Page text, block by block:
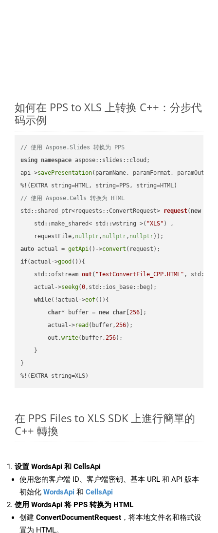
如何在 PPS to XLS 上转换 C++：分步代
码示例
// 使用 Aspose.Slides 转换为 PPS
using namespace aspose::slides::cloud;
api->savePresentation(paramName, paramFormat,
// 使用 Aspose.Cells 转换为 HTML
std::shared_ptr<requests::ConvertRequest> request( new
    std::make_shared< std::wstring >(
"XLS" ) ,
    requestFile,
nullptr, nullptr, nullptr))
auto actual = getApi()->convert
if(actual->good ()){
std::ofstream out( "TestConvertFile_CPP.HTML" ,
    actual->
seekg(0,std::ios_base::beg);
while(!actual->eof()){
char* buffer = new char [256 ];
        actual->
read (buffer,256);
        out.
write(buffer,256);
    }
}
%!(EXTRA string=XLS)
在 PPS Files to XLS SDK 上進行簡單的
C++ 轉換
设置 WordsApi 和 CellsApi
使用您的客户端 ID、客户端密钥、基本 URL 和 API 版本
初始化 WordsApi 和 CellsApi
使用 WordsApi 将 PPS 转换为 HTML
创建 ConvertDocumentRequest ，将本地文件名和格式设
置为 HTML。